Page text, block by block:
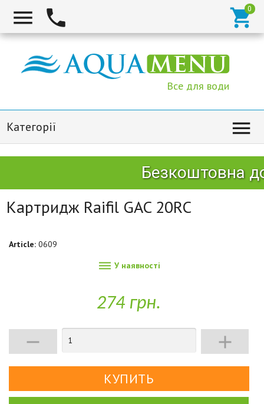
  
Все для води
Категорії 
Безкоштовна
Картридж Raifil GAC 20RC
Article: 0609
 У наявності
274 грн.
 